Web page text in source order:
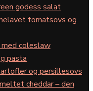
godess salat
tomatsovs og
coleslaw
pasta
og persillesovs
cheddar – den